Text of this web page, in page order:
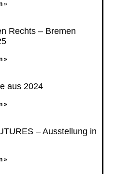
»
Rechts – Bremen
»
aus 2024
»
– Ausstellung in
»